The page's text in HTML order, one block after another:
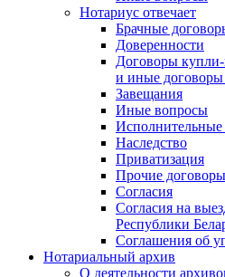
Нотариус отвечает
Брачные
Доверенности
Договоры
и иные
Завещания
Иные вопросы
Исполнительные
Наследство
Приватизация
Прочие договоры
Согласия
Согласия на
Республики
Соглашения об
Нотариальный архив
О деятельности